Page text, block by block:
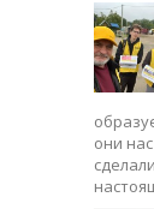
они